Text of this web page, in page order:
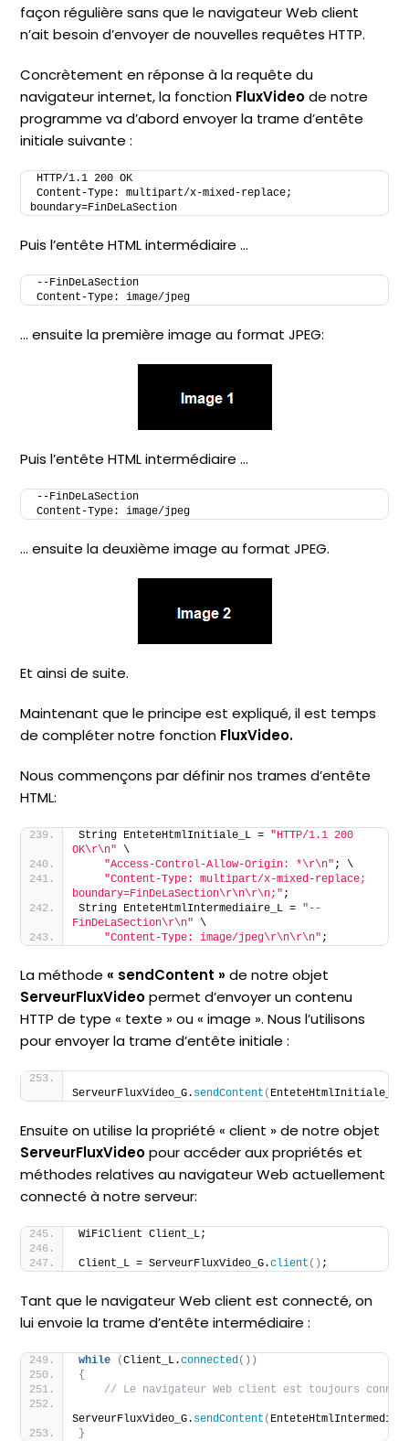
façon régulière sans que le navigateur Web client
n’ait besoin d’envoyer de nouvelles requêtes HTTP.
Concrètement en réponse à la requête du
navigateur internet, la fonction FluxVideode notre
programme va d’abord envoyer la trame d’entête
initiale suivante :
HTTP/1.1 200 OK
Content-Type: multipart/x-mixed-replace;
boundary=FinDeLaSection
Puis l’entête HTML intermédiaire …
--FinDeLaSection
Content-Type: image/jpeg
… ensuite la première image au format JPEG:
Puis l’entête HTML intermédiaire …
--FinDeLaSection
Content-Type: image/jpeg
… ensuite la deuxième image au format JPEG.
Et ainsi de suite.
Maintenant que le principe est expliqué, il est temps
de compléter notre fonction FluxVideo.
Nous commençons par définir nos trames d’entête
HTML:
String EnteteHtmlInitiale_L = "HTTP/1.1 200
OK\r\n"
\
"Access-Control-Allow-Origin: *\r\n" ; \
"Content-Type: multipart/x-mixed-replace;
boundary=FinDeLaSection\r\n\r\n;" ;
String EnteteHtmlIntermediaire_L = "--
FinDeLaSection\r\n"
\
"Content-Type: image/jpeg\r\n\r\n" ;
La méthode« sendContent » de notre objet
ServeurFluxVideopermet d’envoyer un contenu
HTTP de type « texte » ou « image ». Nous l’utilisons
pour envoyer la trame d’entête initiale :
ServeurFluxVideo_G. sendContent ( EnteteHtmlInitiale_L
Ensuite on utilise la propriété « client » de notre objet
ServeurFluxVideopour accéder aux propriétés et
méthodes relatives au navigateur Web actuellement
connecté à notre serveur:
WiFiClient Client_L;
Client_L = ServeurFluxVideo_G.client () ;
Tant que le navigateur Web client est connecté, on
lui envoie la trame d’entête intermédiaire :
while (Client_L.connected())
{
// Le navigateur Web client est toujours
ServeurFluxVideo_G. sendContent (
}